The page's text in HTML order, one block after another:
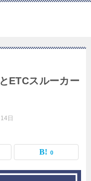
ETCスルーカー
日
0